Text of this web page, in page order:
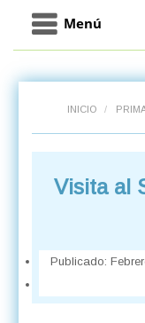
Menú
INICIO /
Visita al
Publicado: